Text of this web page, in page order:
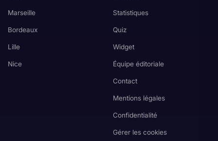
Marseille
Bordeaux
Lille
Nice
Statistiques
Quiz
Widget
Équipe éditoriale
Contact
Mentions légales
Confidentialité
Gérer les cookies